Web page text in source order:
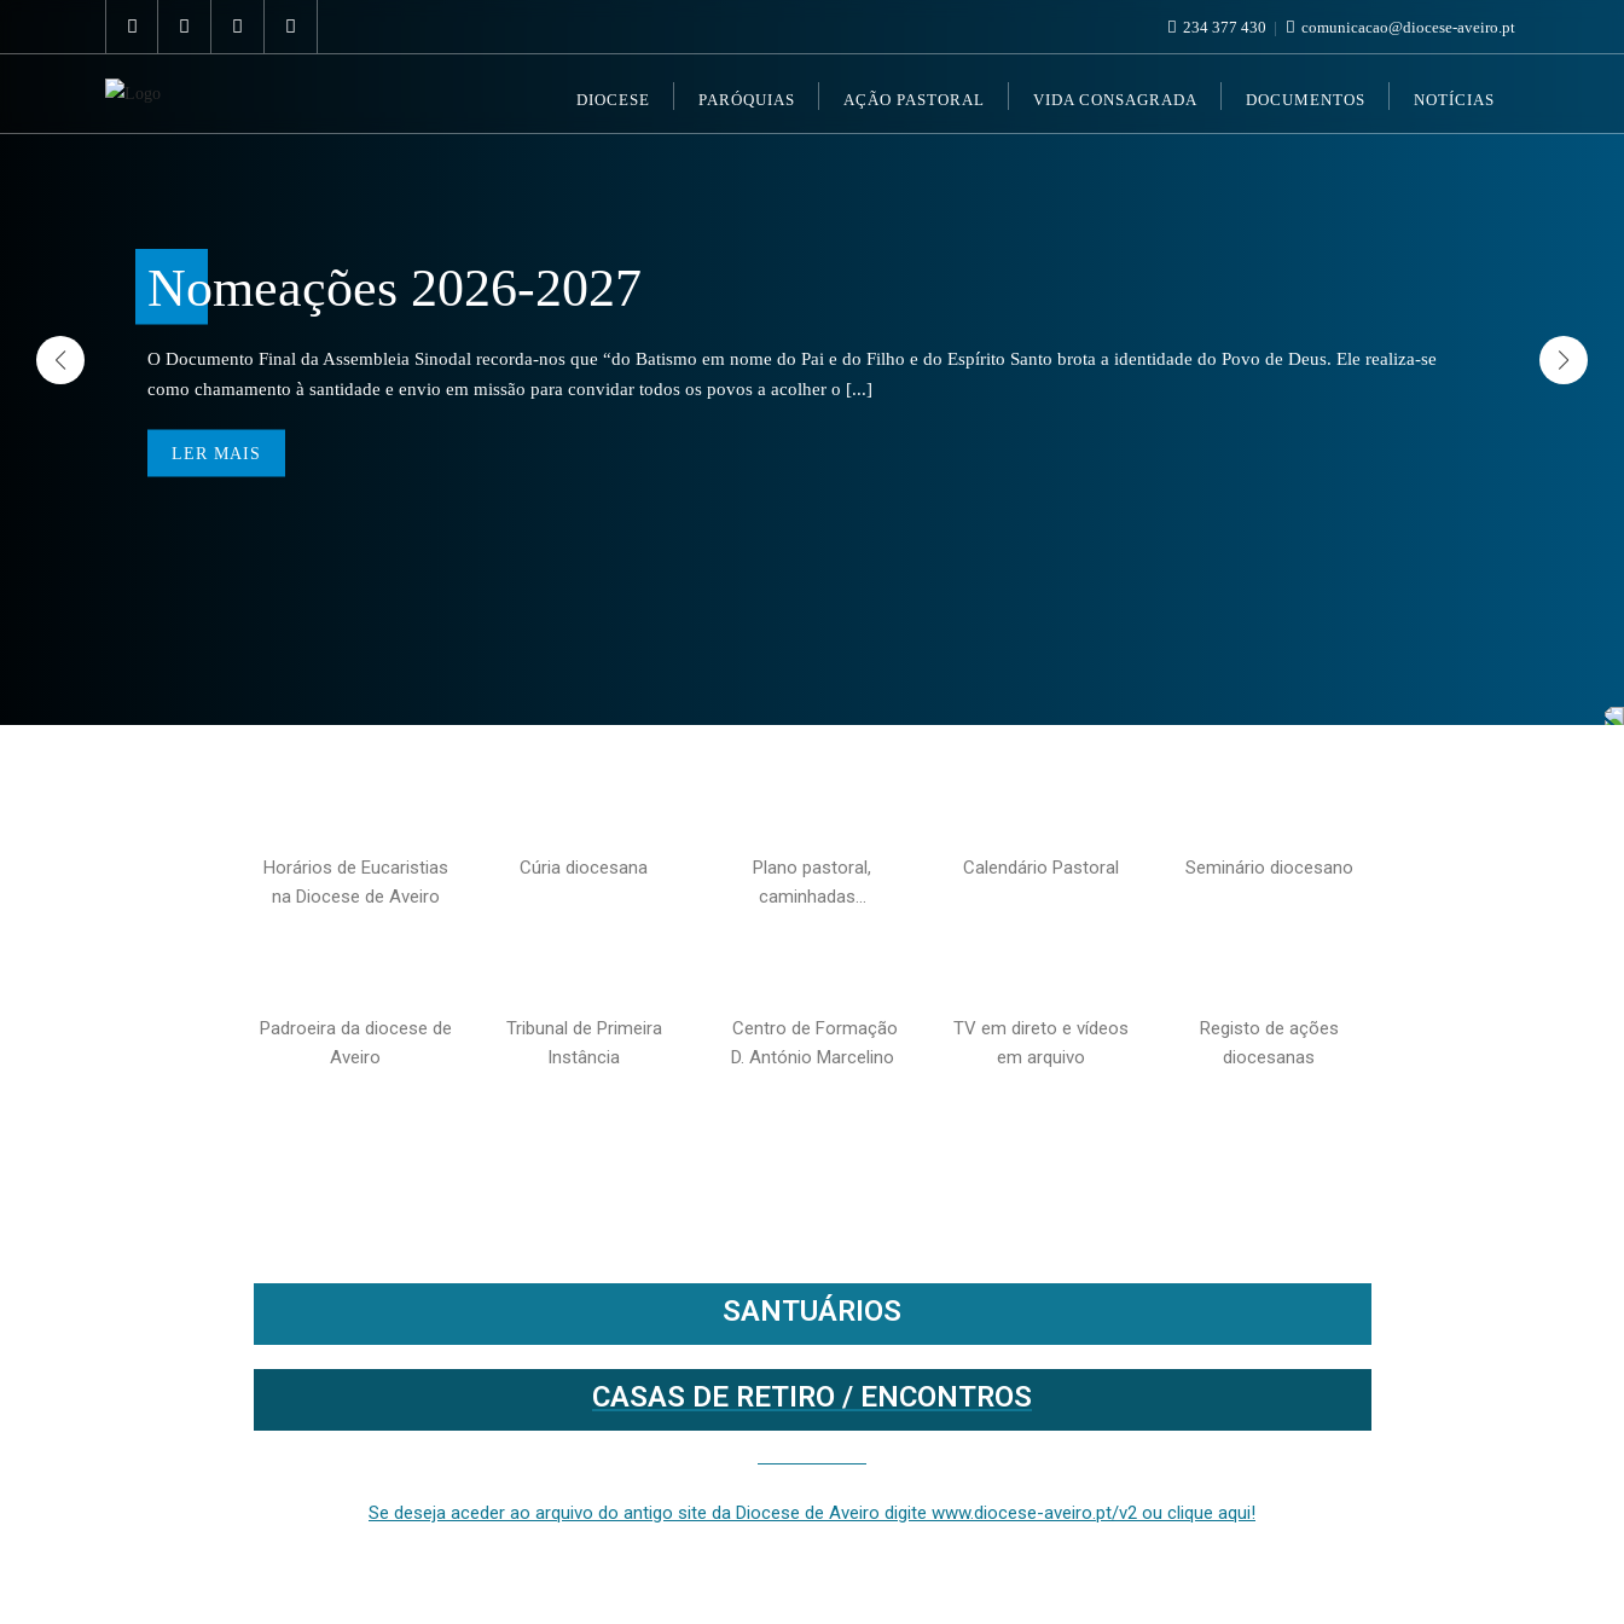
234 377 430 comunicacao@diocese-aveiro.pt
DIOCESE PARÓQUIAS AÇÃO PASTORAL VIDA CONSAGRADA DOCUMENTOS NOTÍCIAS
Nomeações 2026-2027
O Documento Final da Assembleia Sinodal recorda-nos que “do Batismo em nome do Pai e do Filho e do Espírito Santo brota a identidade do Povo de Deus. Ele realiza-se
como chamamento à santidade e envio em missão para convidar todos os povos a acolher o [...]
LER MAIS
Horários de Eucaristias
na Diocese de Aveiro
Cúria diocesana
Plano pastoral,
caminhadas…
Calendário Pastoral Seminário diocesano
Padroeira da diocese de
Aveiro
Tribunal de Primeira
Instância
Centro de Formação
D. António Marcelino
TV em direto e vídeos
em arquivo
Registo de ações
diocesanas
SANTUÁRIOS
CASAS DE RETIRO / ENCONTROS
Se deseja aceder ao arquivo do antigo site da Diocese de Aveiro digite www.diocese-aveiro.pt/v2 ou clique aqui!